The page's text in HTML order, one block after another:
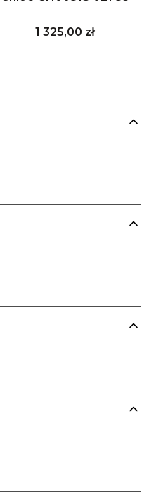
Cena
1 325,00 zł